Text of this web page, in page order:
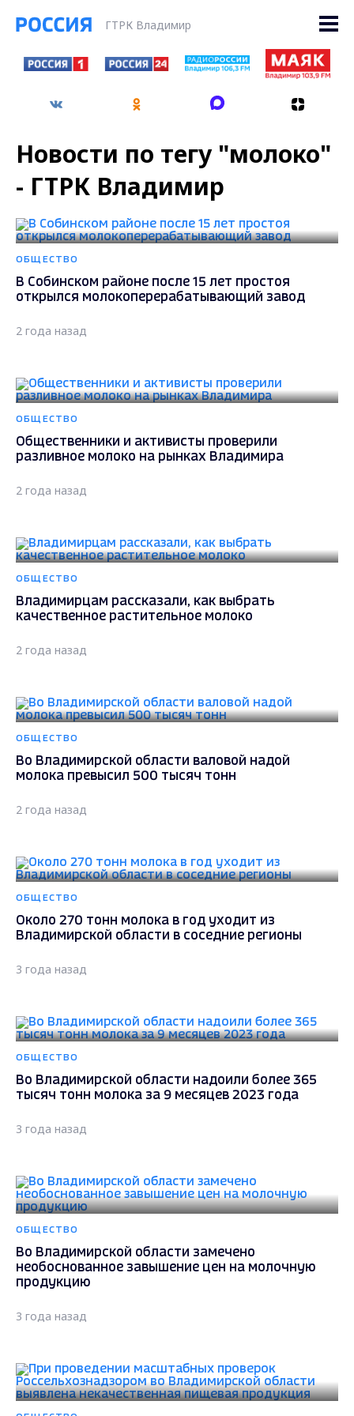
ГТРК Владимир
Новости по тегу "молоко"
- ГТРК Владимир
ОБЩЕСТВО
В Собинском районе после 15 лет простоя
открылся молокоперерабатывающий завод
2 года назад
ОБЩЕСТВО
Общественники и активисты проверили
разливное молоко на рынках Владимира
2 года назад
ОБЩЕСТВО
Владимирцам рассказали, как выбрать
качественное растительное молоко
2 года назад
ОБЩЕСТВО
Во Владимирской области валовой надой
молока превысил 500 тысяч тонн
2 года назад
ОБЩЕСТВО
Около 270 тонн молока в год уходит из
Владимирской области в соседние регионы
3 года назад
ОБЩЕСТВО
Во Владимирской области надоили более 365
тысяч тонн молока за 9 месяцев 2023 года
3 года назад
ОБЩЕСТВО
Во Владимирской области замечено
необоснованное завышение цен на молочную
продукцию
3 года назад